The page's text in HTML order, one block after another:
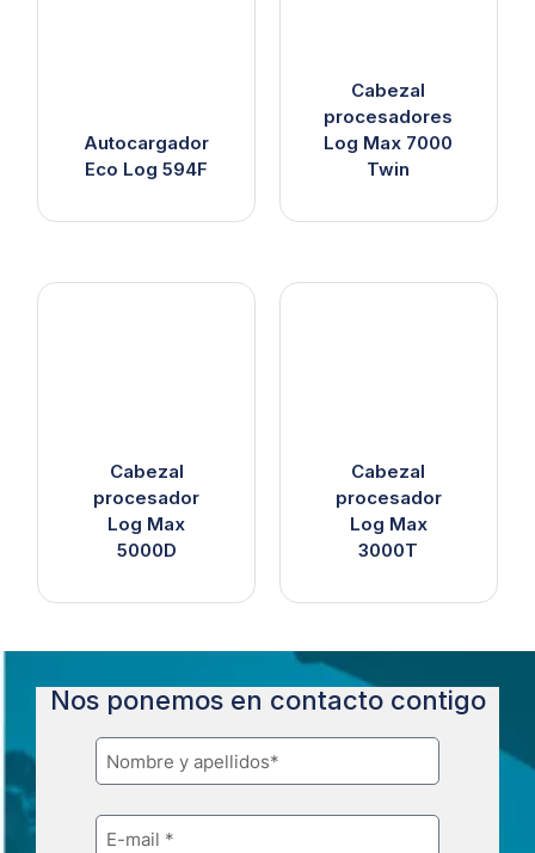
Autocargador
Eco Log 594F
Cabezal
procesadores
Log Max 7000
Twin
Cabezal
procesador
Log Max
5000D
Cabezal
procesador
Log Max
3000T
Nos ponemos en contacto contigo